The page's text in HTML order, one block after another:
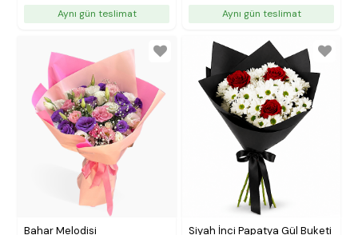
Aynı gün teslimat Aynı gün teslimat
Bahar Melodisi Siyah İnci Papatya Gül Buketi